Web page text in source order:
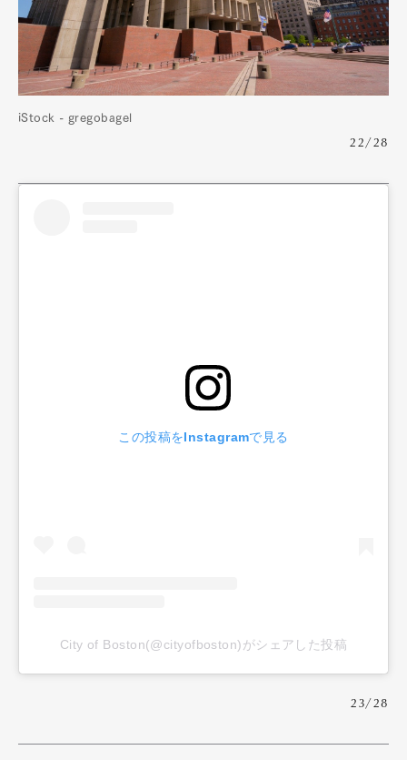
iStock - gregobagel
22/28
この投稿をInstagramで見る
City of Boston(@cityofboston)がシェアした投稿
23/28